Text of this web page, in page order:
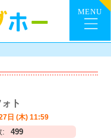
ト
日 (木) 11:59
: 499